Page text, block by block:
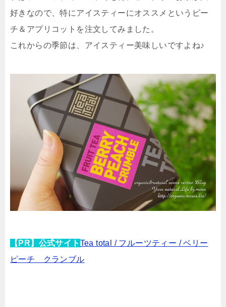
好きなので、特にアイスティーにオススメというピー
チ＆アプリコットを注文してみました。
これからの季節は、アイスティー美味しいですよね♪
【PR】公式サイト Tea total / フルーツティー / ベリー
ピーチ クランブル